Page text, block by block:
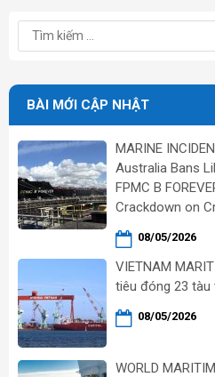
BÀI MỚI CẬP NHẬT
MARINE
Australia Bans
FPMC B
Crackdown on
08/05/2026
VIETNAM
tiêu đóng 23 tàu
08/05/2026
WORLD